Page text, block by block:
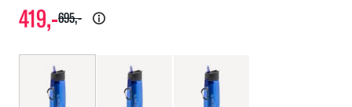
419,-695,-